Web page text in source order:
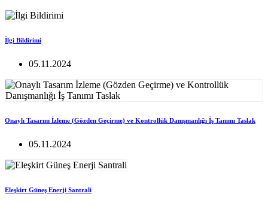
İlgi Bildirimi
05.11.2024
Onaylı Tasarım İzleme (Gözden Geçirme) ve Kontrollük Danışmanlığı İş Tanımı Taslak
05.11.2024
Eleşkirt Güneş Enerji Santrali